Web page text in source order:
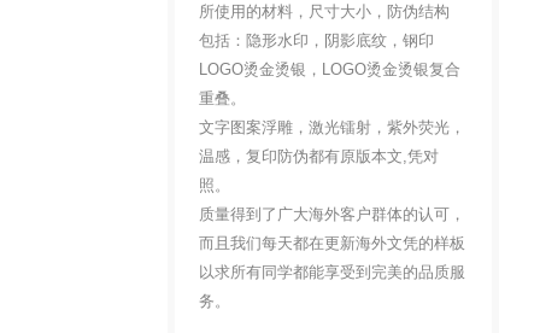
所使用的材料，尺寸大小，防伪结构
包括：隐形水印，阴影底纹，钢印
LOGO烫金烫银，LOGO烫金烫银复合
重叠。
文字图案浮雕，激光镭射，紫外荧光，
温感，复印防伪都有原版本文,凭对
照。
质量得到了广大海外客户群体的认可，
而且我们每天都在更新海外文凭的样板
以求所有同学都能享受到完美的品质服
务。